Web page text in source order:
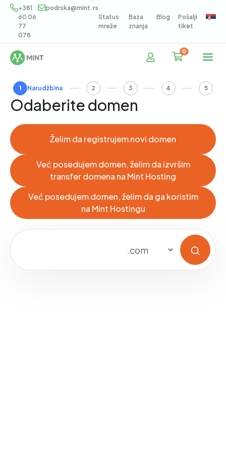
+381
60 06
77
078
podrska@mint.rs
Status
mreže
Baza
znanja
Blog
Pošalji
tiket
0Korpa
1 Narudžbina 2 3 4 5
Odaberite domen
Želim da registrujem novi domen
Već posedujem domen, želim da izvršim
transfer domena na Mint Hosting
Već posedujem domen, želim da ga koristim
na Mint Hostingu